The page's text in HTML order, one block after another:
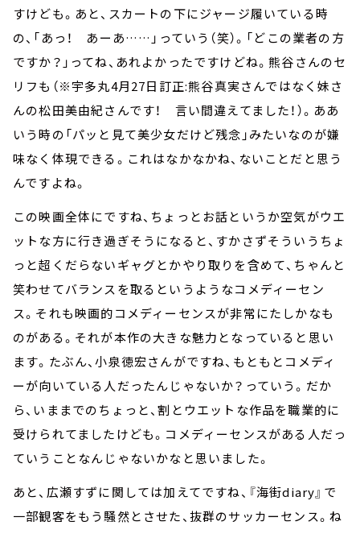
すけども。あと、スカートの下にジャージ履いている時
の、「あっ！ あーあ……」っていう（笑）。「どこの業者の方
ですか？」ってね、あれよかったですけどね。熊谷さんのセ
リフも（※宇多丸4月27日訂正:熊谷真実さんではなく妹さ
んの松田美由紀さんです！ 言い間違えてました！）。ああ
いう時の「パッと見て美少女だけど残念」みたいなのが嫌
味なく体現できる。これはなかなかね、ないことだと思う
んですよね。
この映画全体にですね、ちょっとお話というか空気がウエ
ットな方に行き過ぎそうになると、すかさずそういうちょ
っと超くだらないギャグとかやり取りを含めて、ちゃんと
笑わせてバランスを取るというようなコメディーセン
ス。それも映画的コメディーセンスが非常にたしかなも
のがある。それが本作の大きな魅力となっていると思い
ます。たぶん、小泉徳宏さんがですね、もともとコメディ
ーが向いている人だったんじゃないか？っていう。だか
ら、いままでのちょっと、割とウエットな作品を職業的に
受けられてましたけども。コメディーセンスがある人だっ
ていうことなんじゃないかなと思いました。
あと、広瀬すずに関しては加えてですね、『海街diary』で
一部観客をもう騒然とさせた、抜群のサッカーセンス。ね